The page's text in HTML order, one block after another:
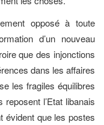
opposé à toute
d’un nouveau
que des injonctions
dans les affaires
les fragiles équilibres
l’Etat libanais
évident que les postes